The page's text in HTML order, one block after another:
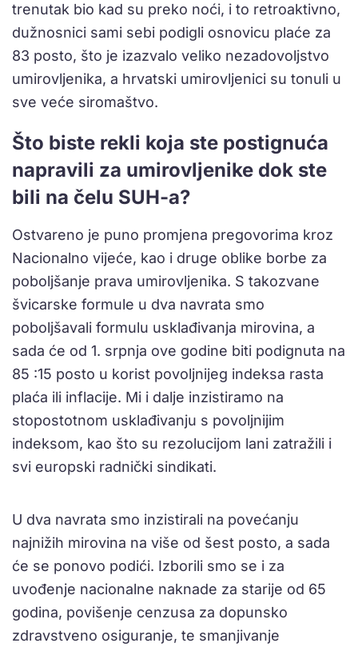
trenutak bio kad su preko noći, i to retroaktivno,
dužnosnici sami sebi podigli osnovicu plaće za
83 posto, što je izazvalo veliko nezadovoljstvo
umirovljenika, a hrvatski umirovljenici su tonuli u
sve veće siromaštvo.
Što biste rekli koja ste postignuća
napravili za umirovljenike dok ste
bili na čelu SUH-a?
Ostvareno je puno promjena pregovorima kroz
Nacionalno vijeće, kao i druge oblike borbe za
poboljšanje prava umirovljenika. S takozvane
švicarske formule u dva navrata smo
poboljšavali formulu usklađivanja mirovina, a
sada će od 1. srpnja ove godine biti podignuta na
85 :15 posto u korist povoljnijeg indeksa rasta
plaća ili inflacije. Mi i dalje inzistiramo na
stopostotnom usklađivanju s povoljnijim
indeksom, kao što su rezolucijom lani zatražili i
svi europski radnički sindikati.
U dva navrata smo inzistirali na povećanju
najnižih mirovina na više od šest posto, a sada
će se ponovo podići. Izborili smo se i za
uvođenje nacionalne naknade za starije od 65
godina, povišenje cenzusa za dopunsko
zdravstveno osiguranje, te smanjivanje